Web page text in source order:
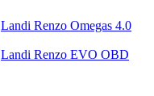
Landi Renzo Omegas 4.0
Landi Renzo EVO OBD